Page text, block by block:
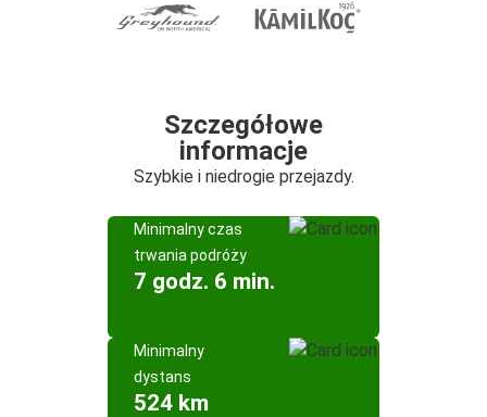
Szczegółowe
informacje
Szybkie i niedrogie przejazdy.
Minimalny czas
trwania podróży
7 godz. 6 min.
Minimalny
dystans
524 km